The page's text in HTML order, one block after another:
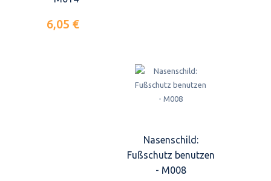
6,05 €
Nasenschild:
Fußschutz benutzen
- M008